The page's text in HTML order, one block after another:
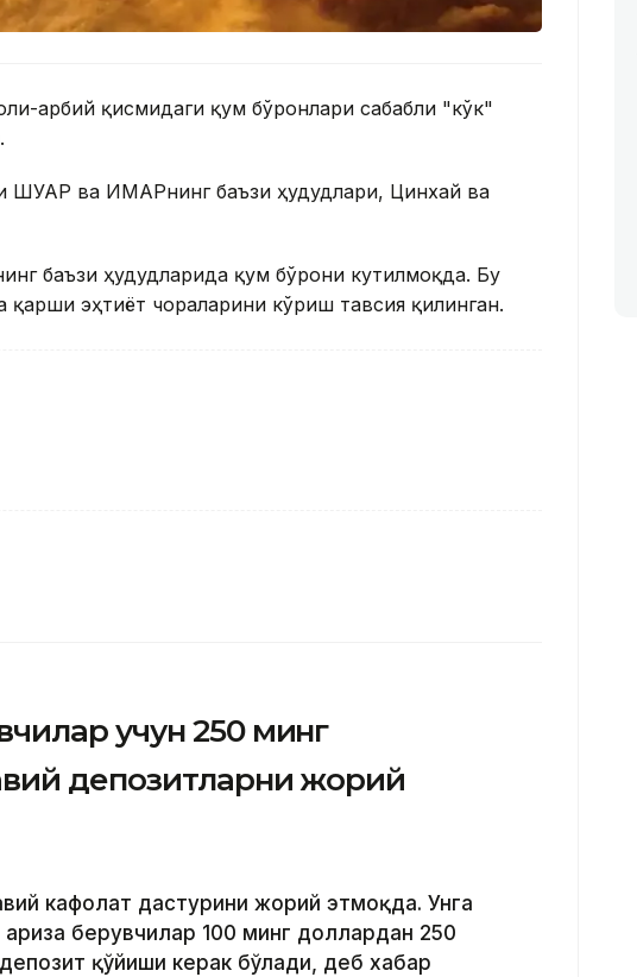
қисмидаги қум бўронлари сабабли "кўк"
ШУАР ва ИМАРнинг баъзи ҳудудлари, Цинхай ва
баъзи ҳудудларида қум бўрони кутилмоқда. Бу
қарши эҳтиёт чораларини кўриш тавсия қилинган.
учун 250 минг
депозитларни жорий
кафолат дастурини жорий этмоқда. Унга
берувчилар 100 минг доллардан 250
қўйиши керак бўлади, деб хабар